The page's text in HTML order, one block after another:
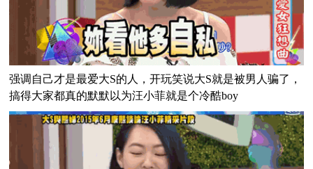
强调自己才是最爱大S的人，开玩笑说大S就是被男人骗了，
搞得大家都真的默默以为汪小菲就是个冷酷boy